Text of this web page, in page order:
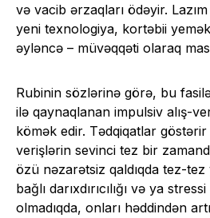
və vacib ərzaqları ödəyir.
yeni texnologiya, kortəbii
əyləncə – müvəqqəti olaraq
Rubinin sözlərinə görə, bu
ilə qaynaqlanan impulsiv alış-
kömək edir. Tədqiqatlar göstərir
verişlərin sevinci tez bir
özü nəzarətsiz qaldıqda tez-
bağlı darıxdırıcılığı və ya
olmadıqda, onları həddindən